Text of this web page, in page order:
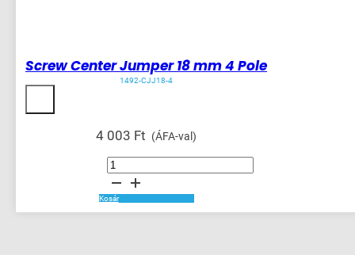
Screw Center Jumper 18 mm 4 Pole
1492-CJJ18-4
4 003 Ft (ÁFA-val)
Screw
Center
18
mm
4
Pole
Kosár